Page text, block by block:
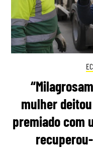
mulher
premiado com